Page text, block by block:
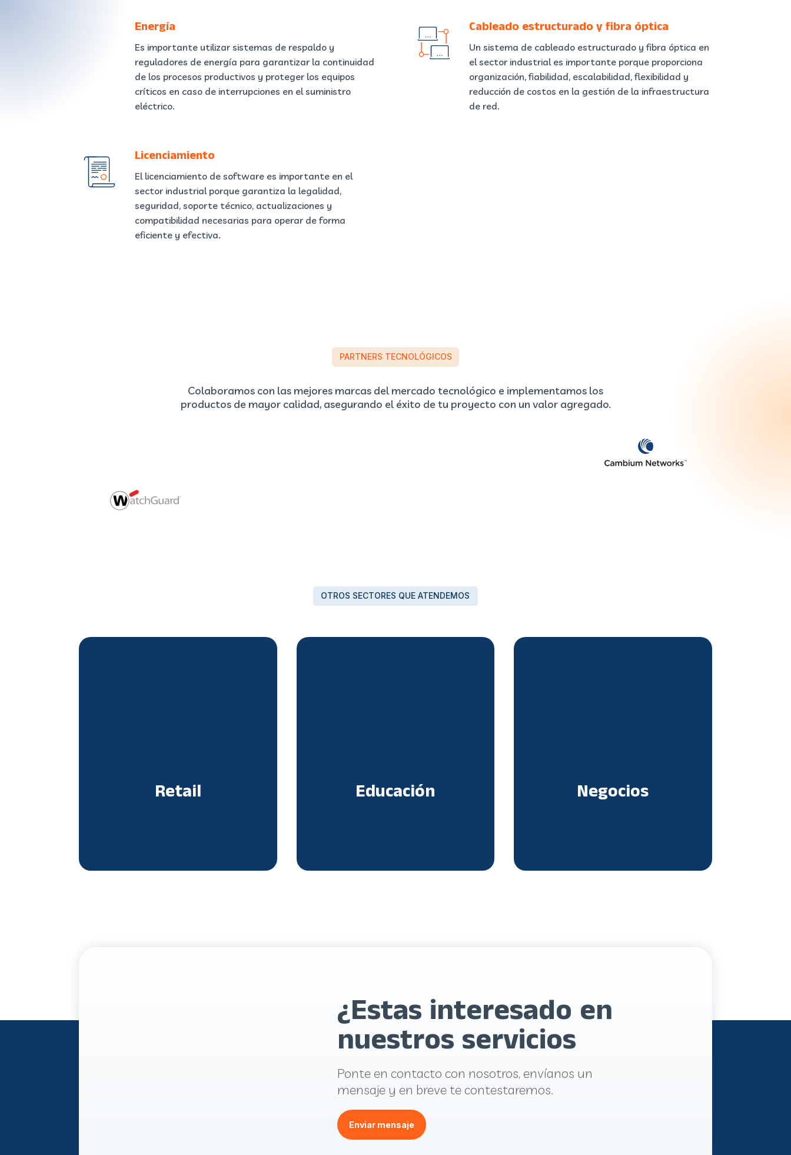
Energía
Es importante utilizar sistemas de respaldo y
reguladores de energía para garantizar la continuidad
de los procesos productivos y proteger los equipos
críticos en caso de interrupciones en el suministro
eléctrico.
Cableado estructurado y fibra óptica
Un sistema de cableado estructurado y fibra óptica en
el sector industrial es importante porque proporciona
organización, fiabilidad, escalabilidad, flexibilidad y
reducción de costos en la gestión de la infraestructura
de red.
Licenciamiento
El licenciamiento de software es importante en el
sector industrial porque garantiza la legalidad,
seguridad, soporte técnico, actualizaciones y
compatibilidad necesarias para operar de forma
eficiente y efectiva.
PARTNERS TECNOLÓGICOS
Colaboramos con las mejores marcas del mercado tecnológico e implementamos los
productos de mayor calidad, asegurando el éxito de tu proyecto con un valor agregado.
OTROS SECTORES QUE ATENDEMOS
Retail Educación Negocios
¿Estas interesado en
nuestros servicios
Ponte en contacto con nosotros, envíanos un
mensaje y en breve te contestaremos.
Enviar mensaje